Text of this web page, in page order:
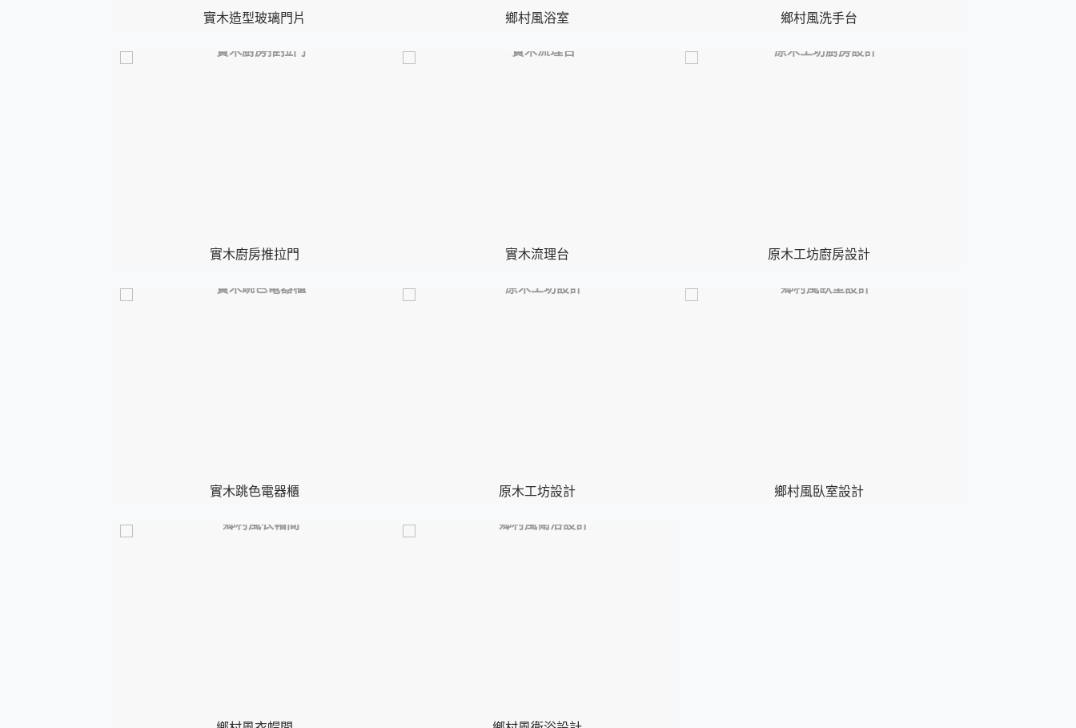
實木造型玻璃門片 鄉村風浴室 鄉村風洗手台
實木廚房推拉門 實木流理台 原木工坊廚房設計
實木跳色電器櫃 原木工坊設計 鄉村風臥室設計